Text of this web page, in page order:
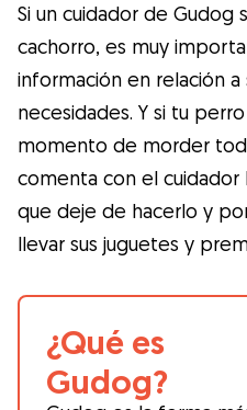
Si un cuidador de Gudog
cachorro, es muy
información en relación a
necesidades. Y si tu
momento de morder
comenta con el cuidador
que deje de hacerlo y
llevar sus juguetes y
¿Qué es
Gudog?